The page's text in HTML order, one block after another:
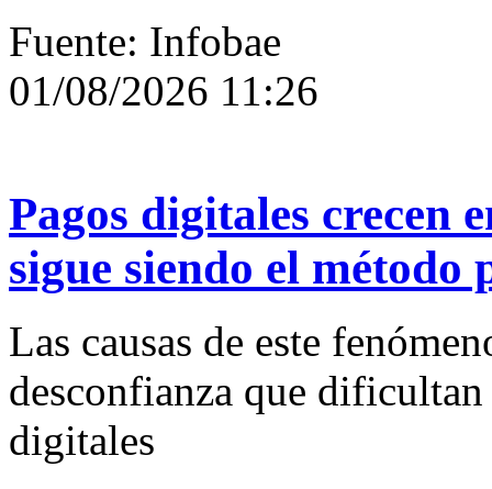
Fuente: Infobae
01/08/2026 11:26
Pagos digitales crecen
sigue siendo el método
Las causas de este
desconfianza que
digitales